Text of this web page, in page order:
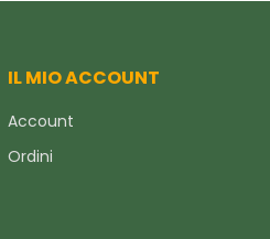
IL MIO ACCOUNT
Account
Ordini